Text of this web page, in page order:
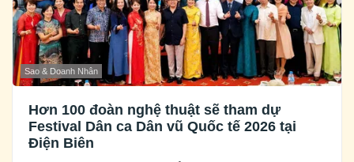
Sao & Doanh Nhân
Hơn 100 đoàn nghệ thuật sẽ tham dự
Festival Dân ca Dân vũ Quốc tế 2026 tại
Điện Biên